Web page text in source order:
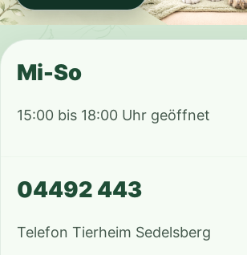
Mi-So
15:00 bis 18:00 Uhr geöffnet
04492 443
Telefon Tierheim Sedelsberg